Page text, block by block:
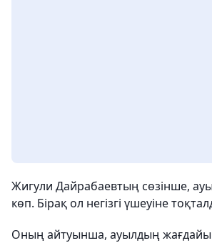
Жигули Дайрабаевтың сөзінше,
көп. Бірақ ол негізгі үшеуіне
Оның айтуынша, ауылдың